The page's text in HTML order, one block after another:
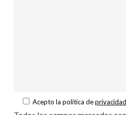
Acepto la política de